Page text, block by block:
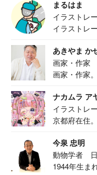
まるはま
イラストレ
イラストレ
あきやま か
画家・作家
画家・作家
ナカムラ ア
イラストレ
京都府在住
今泉 忠明
動物学者
1944年生ま